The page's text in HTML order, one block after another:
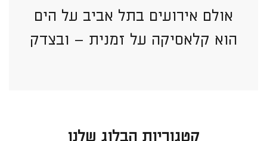
אולם אירועים בתל אביב על הים
הוא קלאסיקה על זמנית – ובצדק
קטגוריות הבלוג שלנו